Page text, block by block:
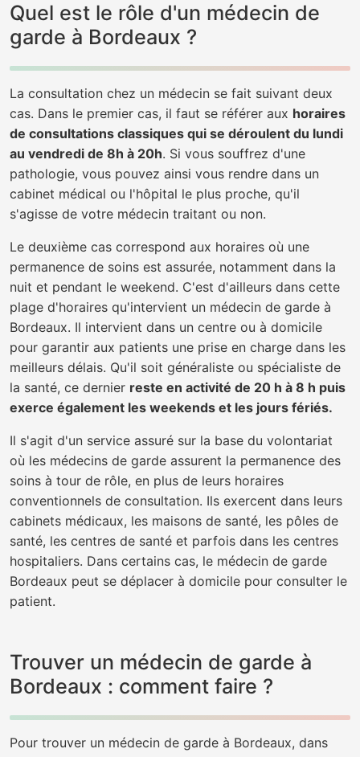
Quel est le rôle d'un médecin de
garde à Bordeaux ?
La consultation chez un médecin se fait suivant deux
cas. Dans le premier cas, il faut se référer aux horaires
de consultations classiques qui se déroulent du lundi
au vendredi de 8h à 20h. Si vous souffrez d'une
pathologie, vous pouvez ainsi vous rendre dans un
cabinet médical ou l'hôpital le plus proche, qu'il
s'agisse de votre médecin traitant ou non.
Le deuxième cas correspond aux horaires où une
permanence de soins est assurée, notamment dans la
nuit et pendant le weekend. C'est d'ailleurs dans cette
plage d'horaires qu'intervient un médecin de garde à
Bordeaux. Il intervient dans un centre ou à domicile
pour garantir aux patients une prise en charge dans les
meilleurs délais. Qu'il soit généraliste ou spécialiste de
la santé, ce dernier reste en activité de 20 h à 8 h puis
exerce également les weekends et les jours fériés.
Il s'agit d'un service assuré sur la base du volontariat
où les médecins de garde assurent la permanence des
soins à tour de rôle, en plus de leurs horaires
conventionnels de consultation. Ils exercent dans leurs
cabinets médicaux, les maisons de santé, les pôles de
santé, les centres de santé et parfois dans les centres
hospitaliers. Dans certains cas, le médecin de garde
Bordeaux peut se déplacer à domicile pour consulter le
patient.
Trouver un médecin de garde à
Bordeaux : comment faire ?
Pour trouver un médecin de garde à Bordeaux, dans